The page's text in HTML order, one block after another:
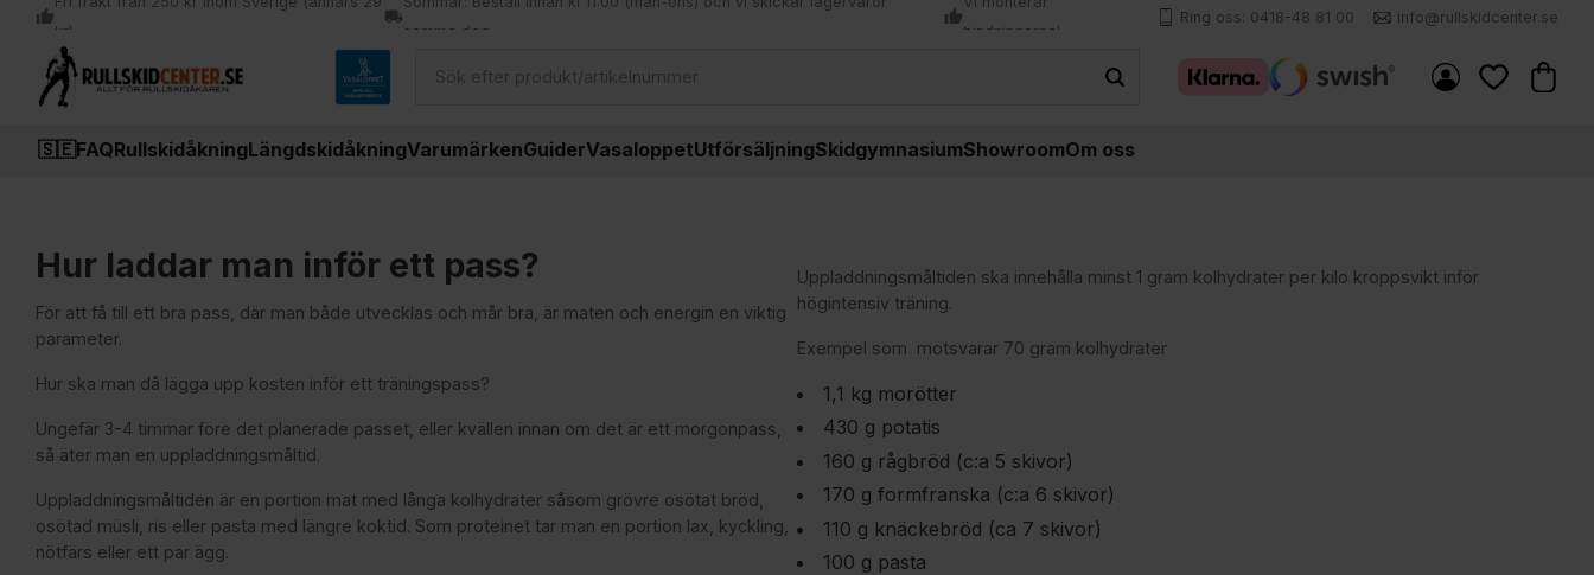
thumb_up
kr)
local_shipping
samma dag
thumb_up
bindningarna!
Ring oss: 0418-48 81 00 info@rullskidcenter.se
🇸🇪 FAQRullskidåkningLängdskidåkningVarumärkenGuiderVasaloppetUtförsäljningSkidgymnasiumShowroomOm oss
Hur laddar man inför ett pass?
För att få till ett bra pass, där man både utvecklas och mår bra, är maten och energin en viktig
parameter.
Hur ska man då lägga upp kosten inför ett träningspass?
Ungefär 3-4 timmar före det planerade passet, eller kvällen innan om det är ett morgonpass,
så äter man en uppladdningsmåltid.
Uppladdningsmåltiden är en portion mat med långa kolhydrater såsom grövre osötat bröd,
osötad müsli, ris eller pasta med längre koktid. Som proteinet tar man en portion lax, kyckling,
nötfärs eller ett par ägg.
Uppladdningsmåltiden ska innehålla minst 1 gram kolhydrater per kilo kroppsvikt inför
högintensiv träning.
Exempel som motsvarar 70 gram kolhydrater
1,1 kg morötter
430 g potatis
160 g rågbröd (c:a 5 skivor)
170 g formfranska (c:a 6 skivor)
110 g knäckebröd (ca 7 skivor)
100 g pasta